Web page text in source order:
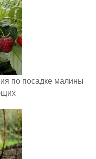
по посадке малины